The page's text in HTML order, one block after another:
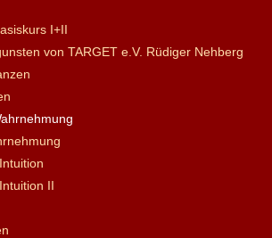
I+II
von TARGET e.V. Rüdiger Nehberg
II